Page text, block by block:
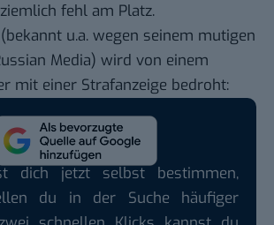
fehl am Platz.
u.a. wegen seinem mutigen
Media) wird von einem
mit einer Strafanzeige bedroht:
dich jetzt selbst bestimmen,
du in der Suche häufiger